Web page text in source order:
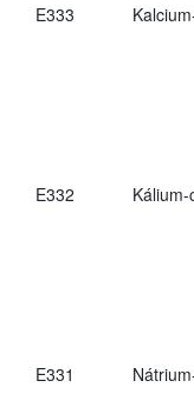
E333
E332
E331